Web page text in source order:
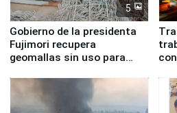
5
Gobierno de la presidenta
Fujimori recupera
geomallas sin uso para
Fenómeno El Niño
de